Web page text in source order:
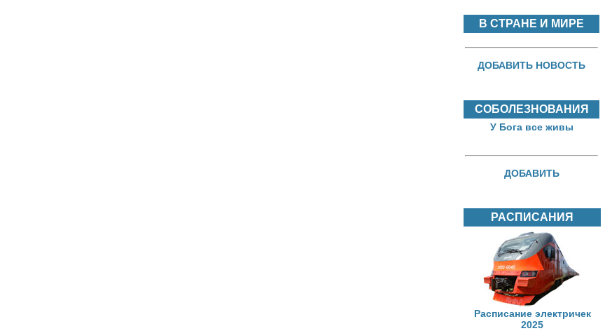
В СТРАНЕ И МИРЕ
ДОБАВИТЬ НОВОСТЬ
СОБОЛЕЗНОВАНИЯ
У Бога все живы
ДОБАВИТЬ
РАСПИСАНИЯ
Расписание электричек
2025